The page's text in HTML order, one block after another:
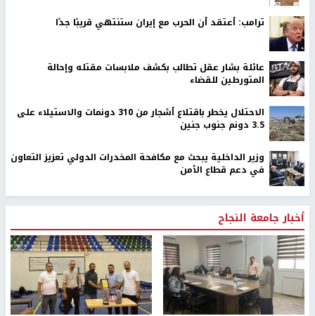
ترامب: أعتقد أن الحرب مع إيران ستنتهي قريبًا جدًا
عائلة بشار عقل تطالب بكشف ملابسات مقتله وإحالة
المتورطين للقضاء
الاحتلال يخطر باقتلاع أشجار من 310 دونمات والاستيلاء على
3.5 دونم جنوب جنين
وزير الداخلية يبحث مع مكافحة المخدرات الدولي تعزيز التعاون
في دعم قطاع الأمن
أخبار جامعة النجاح